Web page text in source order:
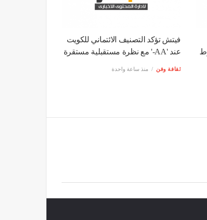
فيتش تؤكد التصنيف الائتماني للكويت
عند 'AA-' مع نظرة مستقبلية مستقرة
ثقافة وفن منذ ساعة واحدة